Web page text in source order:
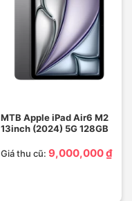
MTB Apple iPad Air6 M2
13inch (2024) 5G 128GB
Giá thu cũ: 9,000,000 ₫